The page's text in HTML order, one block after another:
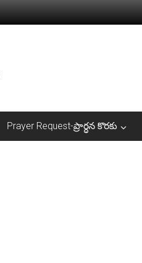
Prayer Request-ప్రార్ధన కొరకు